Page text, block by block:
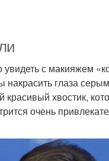
с макияжем
накрасить глаза
хвостик,
очень